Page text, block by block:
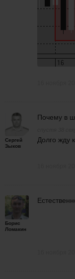
Сергей
Зыков
Почему в
Долго жду
Борис
Ломакин